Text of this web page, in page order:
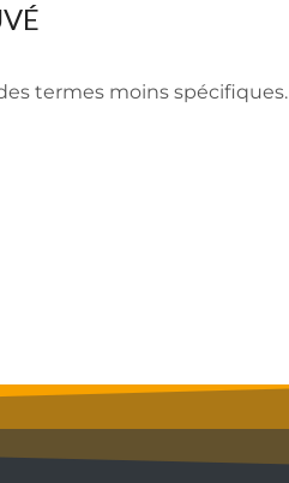
termes moins spécifiques.